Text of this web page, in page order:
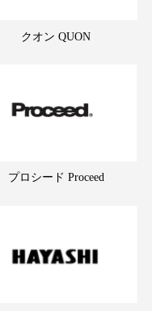
クオン QUON
プロシード Proceed